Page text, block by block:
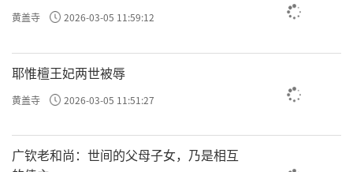
黄盖寺 2026-03-05 11:59:12
耶惟檀王妃两世被辱
黄盖寺 2026-03-05 11:51:27
广钦老和尚：世间的父母子女，乃是相互